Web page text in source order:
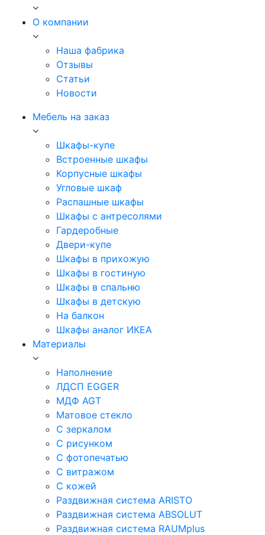
О компании
Наша фабрика
Отзывы
Статьи
Новости
Мебель на заказ
Шкафы-купе
Встроенные шкафы
Корпусные шкафы
Угловые шкаф
Распашные шкафы
Шкафы с антресолями
Гардеробные
Двери-купе
Шкафы в прихожую
Шкафы в гостиную
Шкафы в спальню
Шкафы в детскую
На балкон
Шкафы аналог ИКЕА
Материалы
Наполнение
ЛДСП EGGER
МДФ AGT
Матовое стекло
С зеркалом
С рисунком
С фотопечатью
С витражом
С кожей
Раздвижная система ARISTO
Раздвижная система ABSOLUT
Раздвижная система RAUMplus